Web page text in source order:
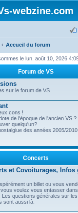
webzine.com
Accueil du forum
le lun. août 10, 2026
Forum de VS
sur le forum de VS
cons !
de l'époque de l'ancien VS ?
quelqu'un?
des années 2005/
Concerts
et Covoiturages, Infos
un billet ou vous
voulez vous entasser
Les questions générales sur
sont aussi là.